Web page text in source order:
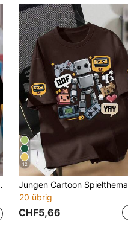
12
20 übrig
CHF5,66